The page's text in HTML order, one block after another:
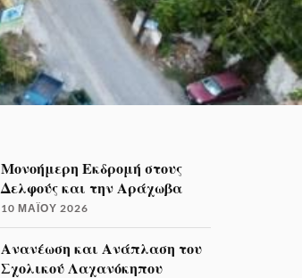
Μονοήμερη Εκδρομή στους
Δελφούς και την Αράχωβα
10 ΜΑΪ́ΟΥ 2026
Ανανέωση και Ανάπλαση του
Σχολικού Λαχανόκηπου